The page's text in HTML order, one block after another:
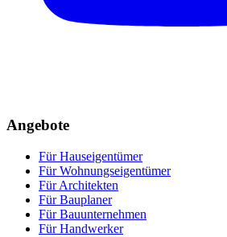
Angebote
Für Hauseigentümer
Für Wohnungseigentümer
Für Architekten
Für Bauplaner
Für Bauunternehmen
Für Handwerker